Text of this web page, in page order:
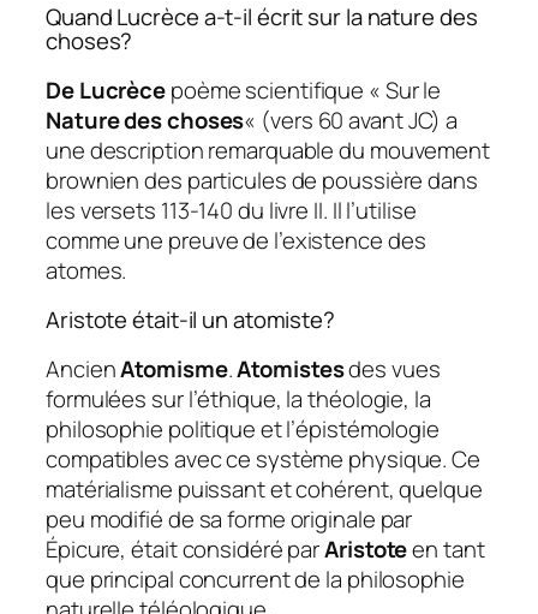
Quand Lucrèce a-t-il écrit sur la nature des
choses?
De Lucrècepoème scientifique « Sur le
Nature des choses« (vers 60 avant JC) a
une description remarquable du mouvement
brownien des particules de poussière dans
les versets 113-140 du livre II. Il l’utilise
comme une preuve de l’existence des
atomes.
Aristote était-il un atomiste?
AncienAtomisme.Atomistesdes vues
formulées sur l’éthique, la théologie, la
philosophie politique et l’épistémologie
compatibles avec ce système physique. Ce
matérialisme puissant et cohérent, quelque
peu modifié de sa forme originale par
Épicure, était considéré parAristoteen tant
que principal concurrent de la philosophie